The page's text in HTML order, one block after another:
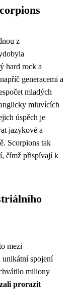
z
hard rock a
generacemi a
mladých
mluvících
úspěch je
jazykové a
Scorpions tak
čímž přispívají k
mezi
unikátní spojení
miliony
prorazit